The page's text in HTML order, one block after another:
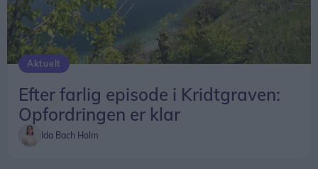
Aktuelt
Efter farlig episode i Kridtgraven:
Opfordringen er klar
Ida Bach Holm